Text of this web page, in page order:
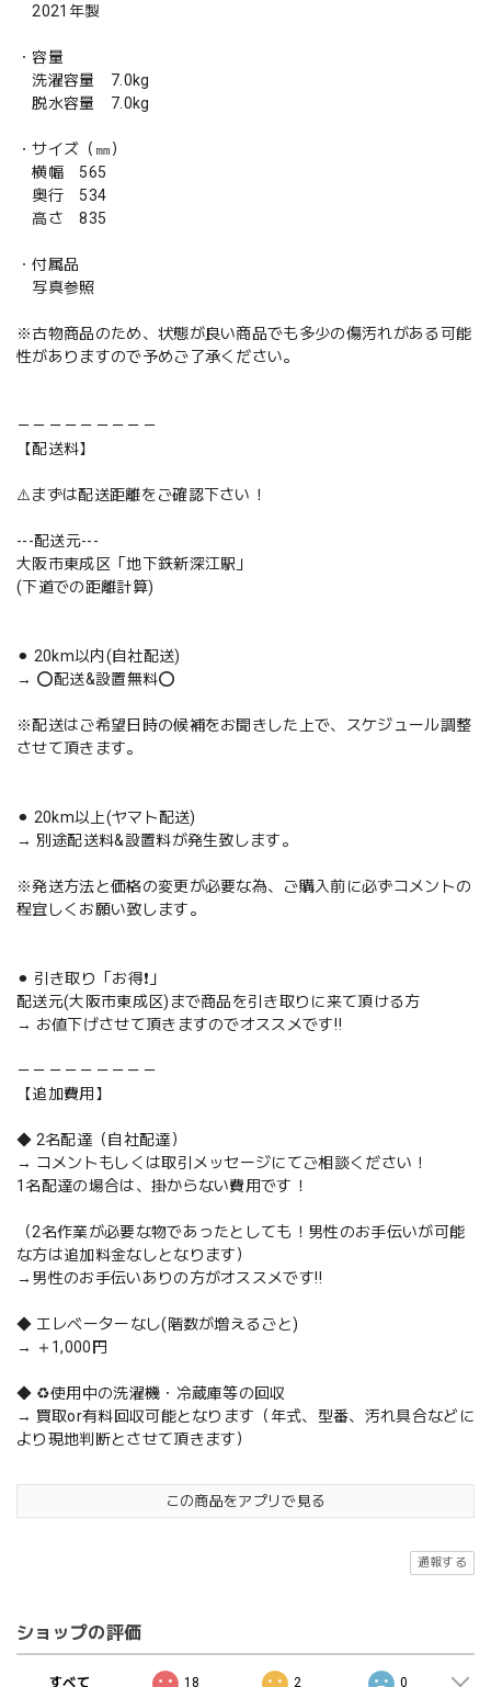
2021年製
・容量
洗濯容量 7.0kg
脱水容量 7.0kg
・サイズ（㎜）
横幅 565
奥行 534
高さ 835
・付属品
写真参照
※古物商品のため、状態が良い商品でも多少の傷汚れがある可能
性がありますので予めご了承ください。
－－－－－－－－－
【配送料】
⚠️まずは配送距離をご確認下さい！
---配送元---
大阪市東成区「地下鉄新深江駅」
(下道での距離計算)
⚫︎ 20km以内(自社配送)
→ ⭕️配送&設置無料⭕️
※配送はご希望日時の候補をお聞きした上で、スケジュール調整
させて頂きます。
⚫︎ 20km以上(ヤマト配送)
→ 別途配送料&設置料が発生致します。
※発送方法と価格の変更が必要な為、ご購入前に必ずコメントの
程宜しくお願い致します。
⚫︎ 引き取り「お得❗️」
配送元(大阪市東成区)まで商品を引き取りに来て頂ける方
→ お値下げさせて頂きますのでオススメです‼️
－－－－－－－－－
【追加費用】
◆ 2名配達（自社配達）
→ コメントもしくは取引メッセージにてご相談ください！
1名配達の場合は、掛からない費用です！
（2名作業が必要な物であったとしても！男性のお手伝いが可能
な方は追加料金なしとなります）
→男性のお手伝いありの方がオススメです‼️
◆ エレベーターなし(階数が増えるごと)
→ ＋1,000円
◆ ♻️使用中の洗濯機・冷蔵庫等の回収
→ 買取or有料回収可能となります（年式、型番、汚れ具合などに
より現地判断とさせて頂きます）
この商品をアプリで見る
通報する
ショップの評価
すべて 18 2 0